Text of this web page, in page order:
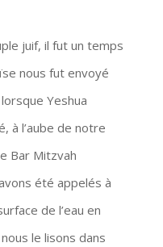
juif, il fut un temps
nous fut envoyé
Yeshua
à l’aube de notre
Bar Mitzvah
été appelés à
de l’eau en
le lisons dans